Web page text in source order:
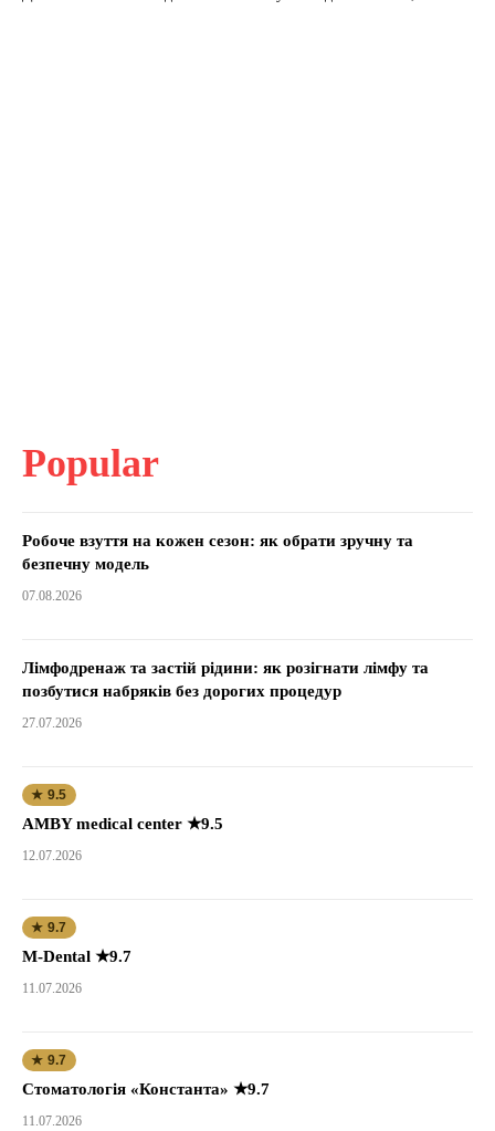
Popular
Робоче взуття на кожен сезон: як обрати зручну та
безпечну модель
07.08.2026
Лімфодренаж та застій рідини: як розігнати лімфу та
позбутися набряків без дорогих процедур
27.07.2026
★ 9.5
AMBY medical center ★9.5
12.07.2026
★ 9.7
M-Dental ★9.7
11.07.2026
★ 9.7
Стоматологія «Константа» ★9.7
11.07.2026